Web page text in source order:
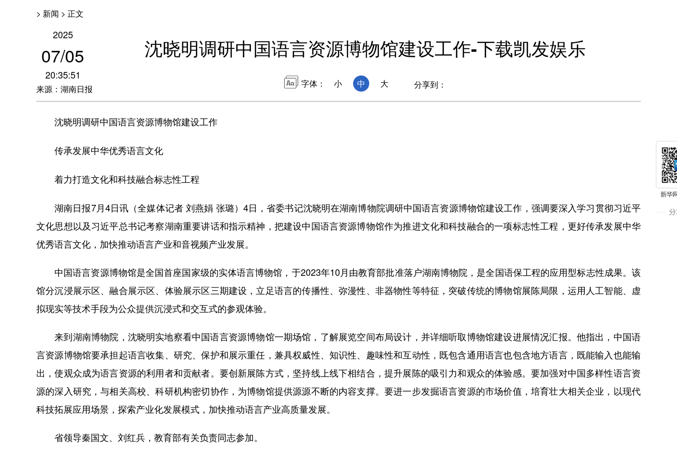
> 新闻 > 正文
2025
07/05
20:35:51
来源：湖南日报
沈晓明调研中国语言资源博物馆建设工作-下载凯发娱乐
字体： 小 中 大 分享到：
沈晓明调研中国语言资源博物馆建设工作
传承发展中华优秀语言文化
着力打造文化和科技融合标志性工程
湖南日报7月4日讯（全媒体记者 刘燕娟 张璐）4日，省委书记沈晓明在湖南博物院调研中国语言资源博物馆建设工作，强调要深入学习贯彻习近平
文化思想以及习近平总书记考察湖南重要讲话和指示精神，把建设中国语言资源博物馆作为推进文化和科技融合的一项标志性工程，更好传承发展中华
优秀语言文化，加快推动语言产业和音视频产业发展。
中国语言资源博物馆是全国首座国家级的实体语言博物馆，于2023年10月由教育部批准落户湖南博物院，是全国语保工程的应用型标志性成果。该
馆分沉浸展示区、融合展示区、体验展示区三期建设，立足语言的传播性、弥漫性、非器物性等特征，突破传统的博物馆展陈局限，运用人工智能、虚
拟现实等技术手段为公众提供沉浸式和交互式的参观体验。
来到湖南博物院，沈晓明实地察看中国语言资源博物馆一期场馆，了解展览空间布局设计，并详细听取博物馆建设进展情况汇报。他指出，中国语
言资源博物馆要承担起语言收集、研究、保护和展示重任，兼具权威性、知识性、趣味性和互动性，既包含通用语言也包含地方语言，既能输入也能输
出，使观众成为语言资源的利用者和贡献者。要创新展陈方式，坚持线上线下相结合，提升展陈的吸引力和观众的体验感。要加强对中国多样性语言资
源的深入研究，与相关高校、科研机构密切协作，为博物馆提供源源不断的内容支撑。要进一步发掘语言资源的市场价值，培育壮大相关企业，以现代
科技拓展应用场景，探索产业化发展模式，加快推动语言产业高质量发展。
省领导秦国文、刘红兵，教育部有关负责同志参加。